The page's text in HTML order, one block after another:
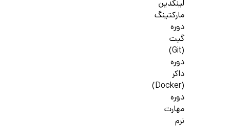
لینکدین
مارکتینگ
دوره
گیت
(Git)
دوره
داکر
(Docker)
دوره
مهارت
نرم